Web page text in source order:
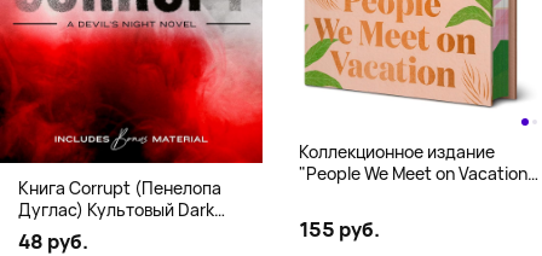
Книга Corrupt (Пенелопа
Дуглас) Культовый Dark
Romance бестселлер (18+)
48 руб.
Коллекционное издание
"People We Meet on Vacation"
Hardcover
155 руб.